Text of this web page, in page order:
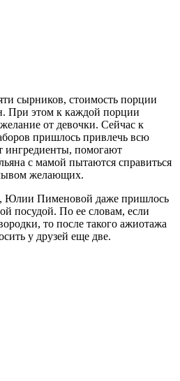
сырников, стоимость порции
При этом к каждой порции
от девочки. Сейчас к
пришлось привлечь всю
ингредиенты, помогают
с мамой пытаются справиться
желающих.
Юлии Пименовой даже пришлось
посудой. По ее словам, если
то после такого ажиотажа
у друзей еще две.